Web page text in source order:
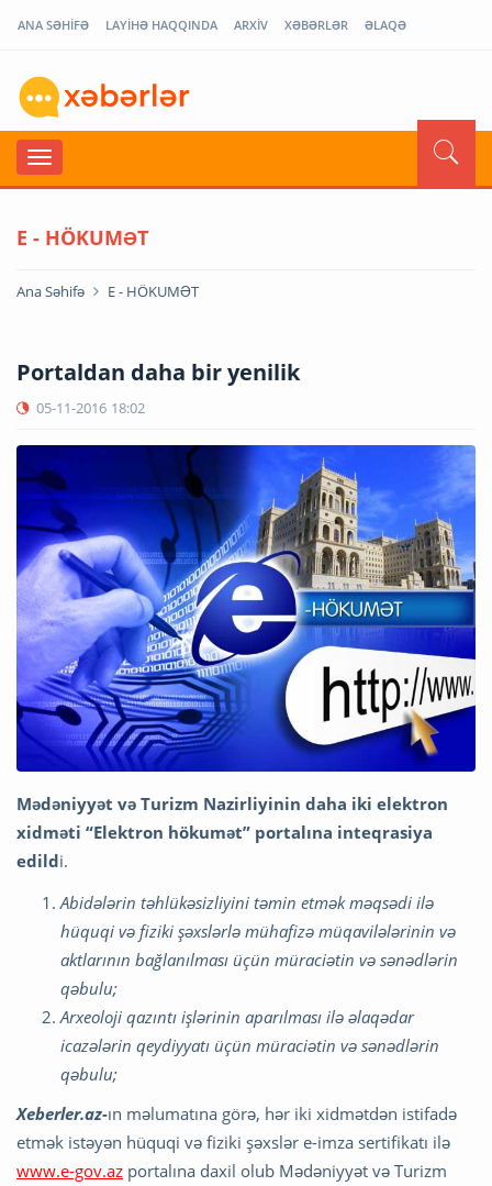
ANA SƏHİFƏ LAYİHƏ HAQQINDA ARXİV XƏBƏRLƏR ƏLAQƏ
E - HÖKUMƏT
Ana Səhifə E - HÖKUMƏT
Portaldan daha bir yenilik
05-11-2016 18:02
Mədəniyyət və Turizm Nazirliyinin daha iki elektron
xidməti “Elektron hökumət” portalına inteqrasiya
edildi.
Abidələrin təhlükəsizliyini təmin etmək məqsədi ilə
hüquqi və fiziki şəxslərlə mühafizə müqavilələrinin və
aktlarının bağlanılması üçün müraciətin və sənədlərin
qəbulu;
Arxeoloji qazıntı işlərinin aparılması ilə əlaqədar
icazələrin qeydiyyatı üçün müraciətin və sənədlərin
qəbulu;
Xeberler.az-ın məlumatına görə, hər iki xidmətdən istifadə
etmək istəyən hüquqi və fiziki şəxslər e-imza sertifikatı ilə
www.e-gov.az portalına daxil olub Mədəniyyət və Turizm